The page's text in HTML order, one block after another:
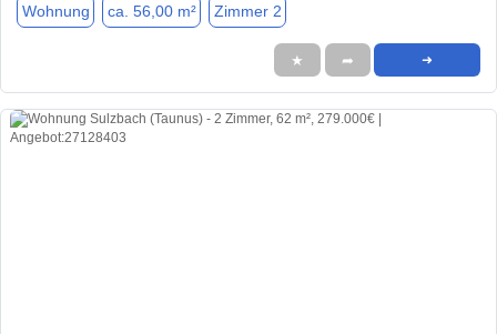
Wohnung ca. 56,00 m² Zimmer 2
★ ➦ ➜